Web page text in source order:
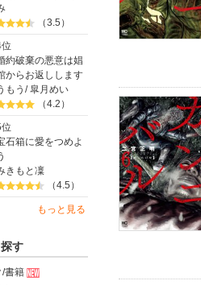
（3.5）
約破棄の悪意は娼
からお返しします
もう /皐月めい
（4.2）
石箱に愛をつめよ
きもと凜
（4.5）
もっと見る
す
書籍